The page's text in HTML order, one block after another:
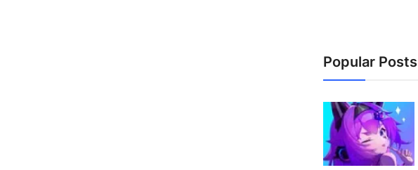
Popular Posts